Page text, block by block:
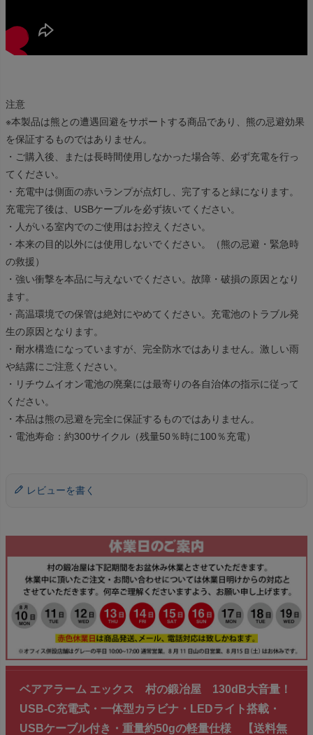
注意
※本製品は熊との遭遇回避をサポートする商品であり、熊の忌避効果
を保証するものではありません。
・ご購入後、または長時間使用しなかった場合等、必ず充電を行っ
てください。
・充電中は側面の赤いランプが点灯し、完了すると緑になります。
充電完了後は、USBケーブルを必ず抜いてください。
・人がいる室内でのご使用はお控えください。
・本来の目的以外には使用しないでください。（熊の忌避・緊急時
の救援）
・強い衝撃を本品に与えないでください。故障・破損の原因となり
ます。
・高温環境での保管は絶対にやめてください。充電池のトラブル発
生の原因となります。
・耐水構造になっていますが、完全防水ではありません。激しい雨
や結露にご注意ください。
・リチウムイオン電池の廃棄には最寄りの各自治体の指示に従って
ください。
・本品は熊の忌避を完全に保証するものではありません。
・電池寿命：約300サイクル（残量50％時に100％充電）
レビューを書く
ベアアラーム エックス 村の鍛冶屋 130dB大音量！
USB-C充電式・一体型カラビナ・LEDライト搭載・
USBケーブル付き・重量約50gの軽量仕様 【送料無